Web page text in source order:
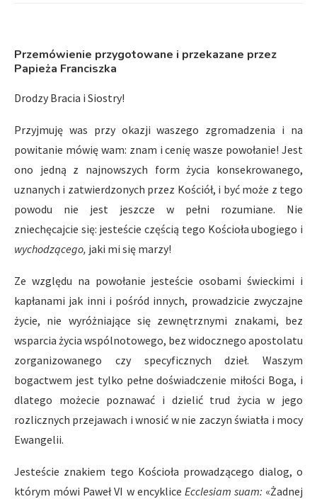
Przemówienie przygotowane i przekazane przez
Papieża Franciszka
Drodzy Bracia i Siostry!
Przyjmuję was przy okazji waszego zgromadzenia i na
powitanie mówię wam: znam i cenię wasze powołanie! Jest
ono jedną z najnowszych form życia konsekrowanego,
uznanych i zatwierdzonych przez Kościół, i być może z tego
powodu nie jest jeszcze w pełni rozumiane. Nie
zniechęcajcie się: jesteście częścią tego Kościoła ubogiego i
wychodzącego, jaki mi się marzy!
Ze względu na powołanie jesteście osobami świeckimi i
kapłanami jak inni i pośród innych, prowadzicie zwyczajne
życie, nie wyróżniające się zewnętrznymi znakami, bez
wsparcia życia wspólnotowego, bez widocznego apostolatu
zorganizowanego czy specyficznych dzieł. Waszym
bogactwem jest tylko pełne doświadczenie miłości Boga, i
dlatego możecie poznawać i dzielić trud życia w jego
rozlicznych przejawach i wnosić w nie zaczyn światła i mocy
Ewangelii.
Jesteście znakiem tego Kościoła prowadzącego dialog, o
którym mówi Paweł VI w encyklice Ecclesiam suam: «Żadnej